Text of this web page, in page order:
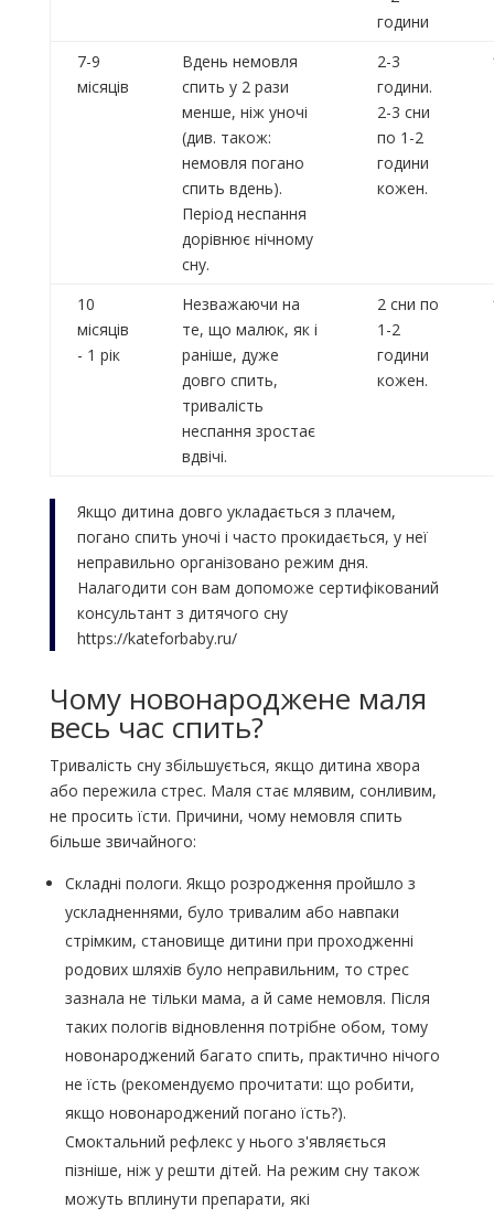
години
7-9
місяців
Вдень немовля
спить у 2 рази
менше, ніж уночі
(див. також:
немовля погано
спить вдень).
Період неспання
дорівнює нічному
сну.
2-3
години.
2-3 сни
по 1-2
години
кожен.
10
місяців
- 1 рік
Незважаючи на
те, що малюк, як і
раніше, дуже
довго спить,
тривалість
неспання зростає
вдвічі.
2 сни по
1-2
години
кожен.
Якщо дитина довго укладається з плачем,
погано спить уночі і часто прокидається, у неї
неправильно організовано режим дня.
Налагодити сон вам допоможе сертифікований
консультант з дитячого сну
https://kateforbaby.ru/
Чому новонароджене маля
весь час спить?
Тривалість сну збільшується, якщо дитина хвора
або пережила стрес. Маля стає млявим, сонливим,
не просить їсти. Причини, чому немовля спить
більше звичайного:
Складні пологи. Якщо розродження пройшло з
ускладненнями, було тривалим або навпаки
стрімким, становище дитини при проходженні
родових шляхів було неправильним, то стрес
зазнала не тільки мама, а й саме немовля. Після
таких пологів відновлення потрібне обом, тому
новонароджений багато спить, практично нічого
не їсть (рекомендуємо прочитати: що робити,
якщо новонароджений погано їсть?).
Смоктальний рефлекс у нього з'являється
пізніше, ніж у решти дітей. На режим сну також
можуть вплинути препарати, які